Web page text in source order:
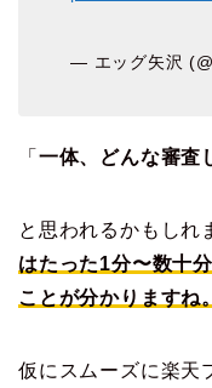
— エッグ矢沢
「 一体、どんな審査
と思われるかもしれ
はたった1分〜数十
ことが分かりますね。
仮にスムーズに楽天